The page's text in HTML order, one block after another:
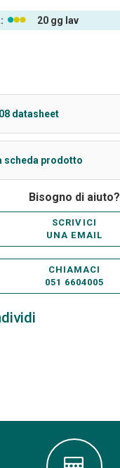
20 gg lav
datasheet
scheda prodotto
Bisogno di aiuto?
SCRIVICI
UNA EMAIL
CHIAMACI
051 6604005